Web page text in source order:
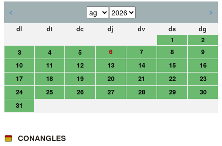
< >
dl dt dc dj dv ds
dg
1
2
3
4 5 6 7 8
9
10
11 12 13 14 15
16
17
18 19 20 21 22
23
24
25 26 27 28 29
30
31
CONANGLES